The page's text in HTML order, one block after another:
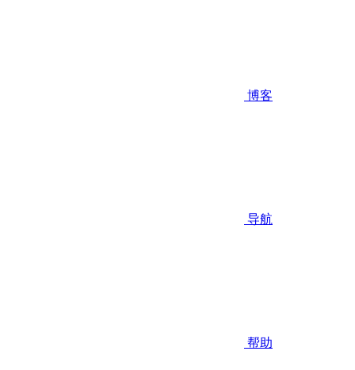
博客
导航
帮助